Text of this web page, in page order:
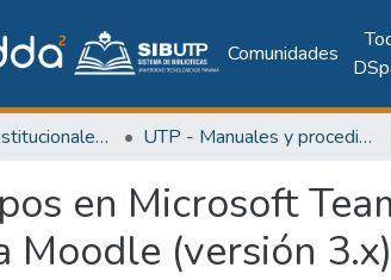
Comunidades
Documentos Institucionales y Memoria Universitaria UTP - Manuales y procedimientos
en Microsoft
Moodle (versión 3.x)